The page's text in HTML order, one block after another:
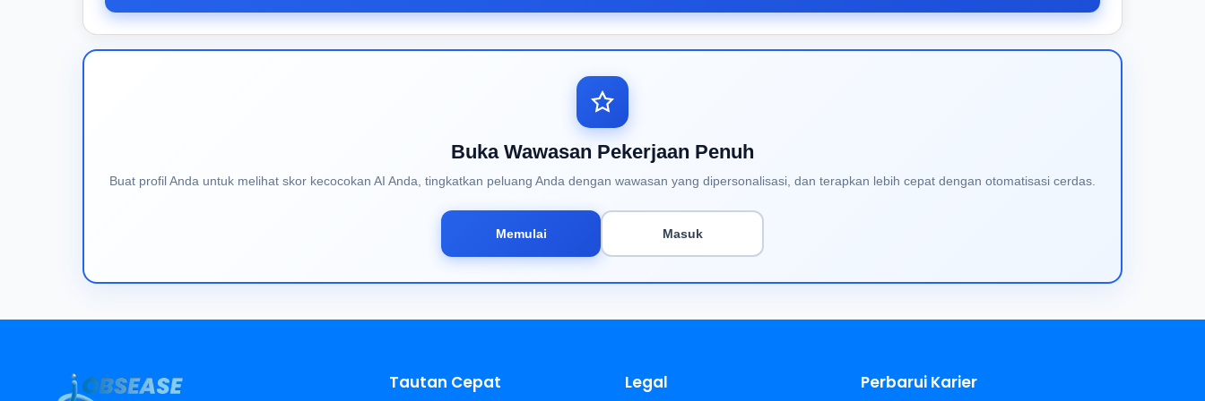
Buka Wawasan Pekerjaan Penuh
Buat profil Anda untuk melihat skor kecocokan AI Anda, tingkatkan peluang Anda dengan wawasan yang dipersonalisasi, dan terapkan lebih cepat dengan otomatisasi cerdas.
Memulai Masuk
Tautan Cepat Legal Perbarui Karier